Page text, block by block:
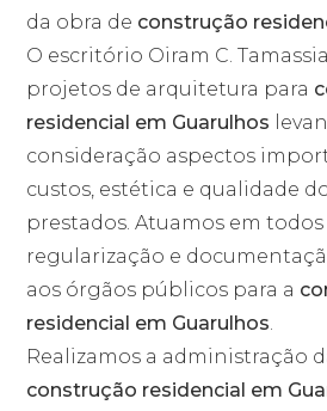
da obra de construção
O escritório Oiram C.
projetos de arquitetura para
residencial em Guarulhos
consideração aspectos
custos, estética e qualidade
prestados. Atuamos em todos
regularização e
aos órgãos públicos para a
residencial em Guarulhos.
Realizamos a administração
construção residencial em